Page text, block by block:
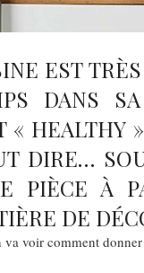
EST
DANS
HEALTHY
DIRE…
PIÈCE À
DE
voir comment